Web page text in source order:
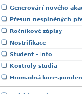
Generování nového
Přesun nesplněných
Ročníkové zápisy
Nostrifikace
Student - info
Kontroly studia
Hromadná